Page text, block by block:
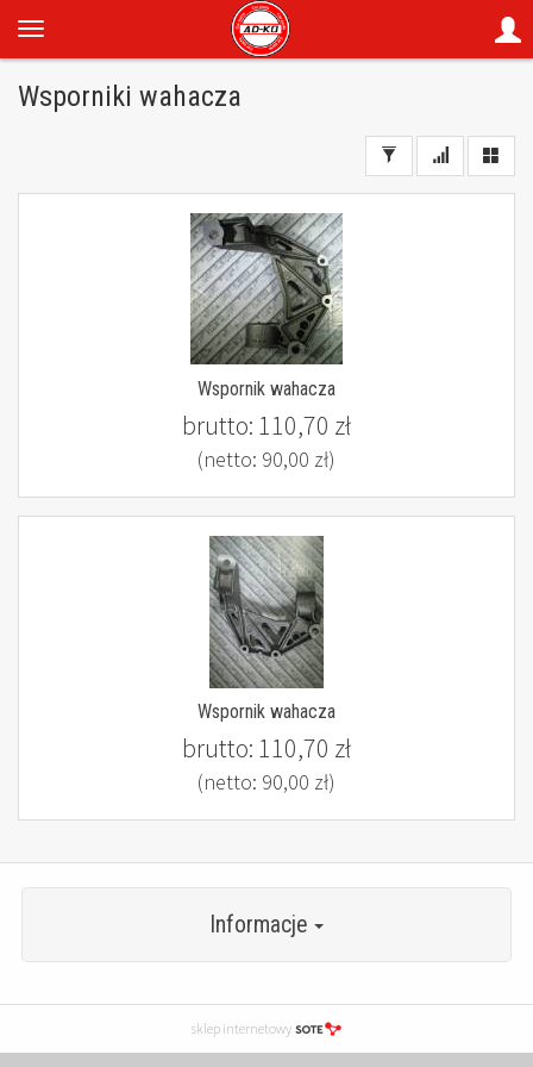
Wsporniki wahacza
Wspornik wahacza
brutto: 110,70 zł
(netto: 90,00 zł)
Wspornik wahacza
brutto: 110,70 zł
(netto: 90,00 zł)
Informacje
sklep internetowy